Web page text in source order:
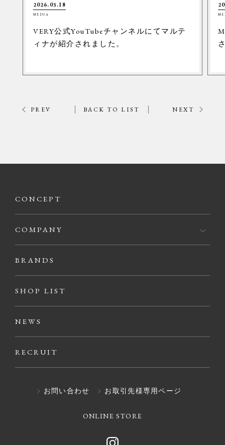
2026.03.18
MEDIA
VERY公式YouTubeチャンネルにてマルテ
ィナが紹介されました。
PREV BACK TO LIST NEXT
CONCEPT
COMPANY
BRANDS
SHOP LIST
NEWS
RECRUIT
お問い合わせ お取引先様専用ページ
ONLINE STORE